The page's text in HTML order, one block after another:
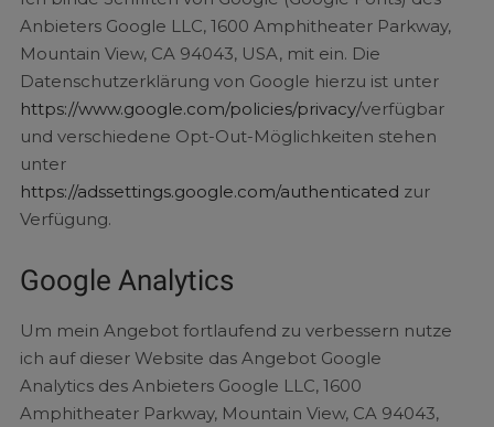
Anbieters Google LLC, 1600 Amphitheater Parkway,
Mountain View, CA 94043, USA, mit ein. Die
Datenschutzerklärung von Google hierzu ist unter
https://www.google.com/policies/privacy/verfügbar
und verschiedene Opt-Out-Möglichkeiten stehen
unter
https://adssettings.google.com/authenticated zur
Verfügung.
Google Analytics
Um mein Angebot fortlaufend zu verbessern nutze
ich auf dieser Website das Angebot Google
Analytics des Anbieters Google LLC, 1600
Amphitheater Parkway, Mountain View, CA 94043,